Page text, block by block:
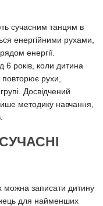
сучасним танцям в
енергійними рухами,
енергії.
6 років, коли дитина
рухи,
Досвідчений
методику навчання,
можна записати дитину
для найменших